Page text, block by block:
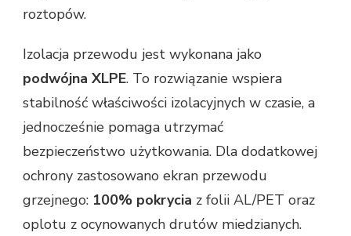
roztopów.
Izolacja przewodu jest wykonana jako
podwójna XLPE. To rozwiązanie wspiera
stabilność właściwości izolacyjnych w czasie, a
jednocześnie pomaga utrzymać
bezpieczeństwo użytkowania. Dla dodatkowej
ochrony zastosowano ekran przewodu
grzejnego: 100% pokrycia z folii AL/PET oraz
oplotu z ocynowanych drutów miedzianych.